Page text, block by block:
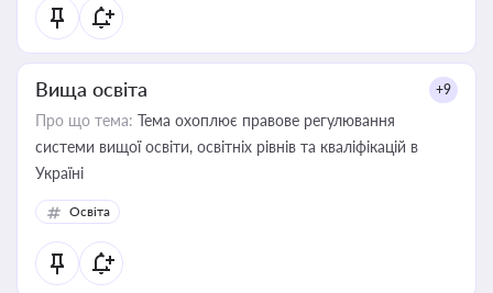
Вища освіта +9
Про що тема: Тема охоплює правове регулювання
системи вищої освіти, освітніх рівнів та кваліфікацій в
Україні
Освіта